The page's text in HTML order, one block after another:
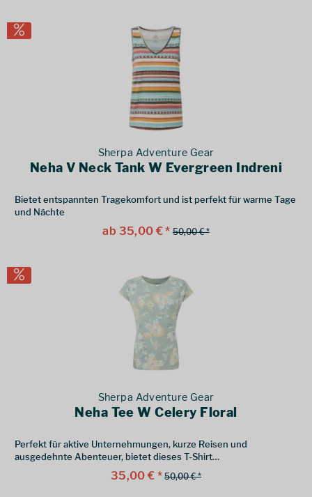
Sherpa Adventure Gear
Neha V Neck Tank W Evergreen Indreni
Bietet entspannten Tragekomfort und ist perfekt für warme Tage
und Nächte
ab 35,00 € * 50,00 € *
Sherpa Adventure Gear
Neha Tee W Celery Floral
Perfekt für aktive Unternehmungen, kurze Reisen und
ausgedehnte Abenteuer, bietet dieses T-Shirt
außergewöhnlichen Komfort und Bewegungsfreiheit
35,00 € * 50,00 € *